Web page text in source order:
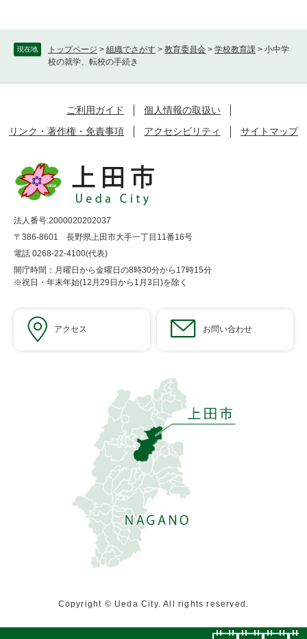
現在地 トップページ > 組織でさがす > 教育委員会 > 学校教育課 > 小中学
校の就学、転校の手続き
ご利用ガイド
個人情報の取扱い
リンク・著作権・免責事項
アクセシビリティ サイトマップ
法人番号:2000020202037
〒386-8601 長野県上田市大手一丁目11番16号
電話 0268-22-4100(代表)
開庁時間：月曜日から金曜日の8時30分から17時15分
※祝日・年末年始(12月29日から1月3日)を除く
アクセス お問い合わせ
Copyright © Ueda City. All rights reserved.